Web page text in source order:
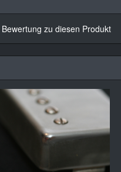
zu diesen Produkt